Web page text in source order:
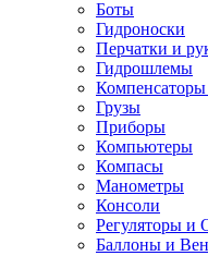
Боты
Гидроноски
Перчатки и
Гидрошлемы
Компенсаторы
Грузы
Приборы
Компьютеры
Компасы
Манометры
Консоли
Регуляторы и
Баллоны и